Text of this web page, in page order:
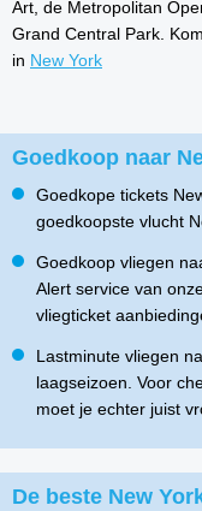
Art, de Metropolitan
Grand Central Park.
in New York
Goedkoop naar
Goedkope tickets
goedkoopste vlucht
Goedkoop vliegen
Alert service van
vliegticket
Lastminute vliegen
laagseizoen. Voor
moet je echter juist
De beste New